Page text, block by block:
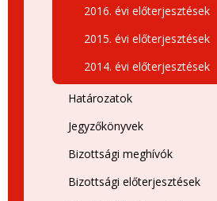
2016. évi előterjesztések
2015. évi előterjesztések
2014. évi előterjesztések
Határozatok
Jegyzőkönyvek
Bizottsági meghívók
Bizottsági előterjesztések